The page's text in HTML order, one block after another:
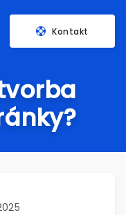
Kontakt